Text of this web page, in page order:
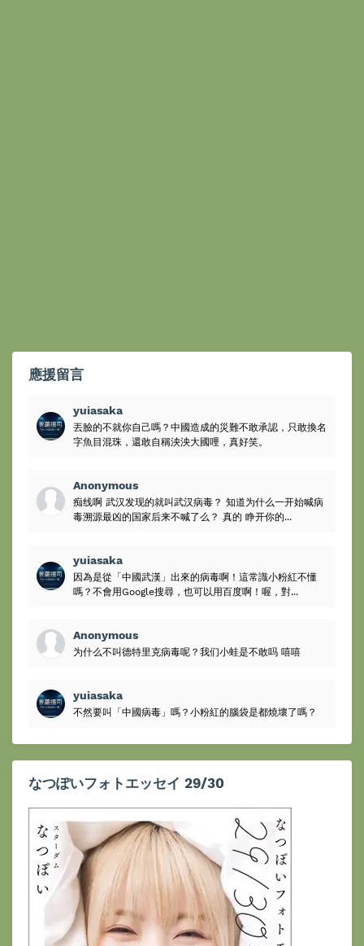
應援留言
yuiasaka
丟臉的不就你自己嗎？中國造成的災難不敢承認，只敢換名
字魚目混珠，還敢自稱泱泱大國哩，真好笑。
Anonymous
痴线啊 武汉发现的就叫武汉病毒？ 知道为什么一开始喊病
毒溯源最凶的国家后来不喊了么？ 真的 睁开你的...
yuiasaka
因為是從「中國武漢」出來的病毒啊！這常識小粉紅不懂
嗎？不會用Google搜尋，也可以用百度啊！喔，對...
Anonymous
为什么不叫德特里克病毒呢？我们小蛙是不敢吗 嘻嘻
yuiasaka
不然要叫「中國病毒」嗎？小粉紅的腦袋是都燒壞了嗎？
なつぽいフォトエッセイ 29/30